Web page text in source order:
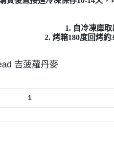
1. 自冷凍庫
2. 烤箱180度回烤
吉菠蘿丹麥